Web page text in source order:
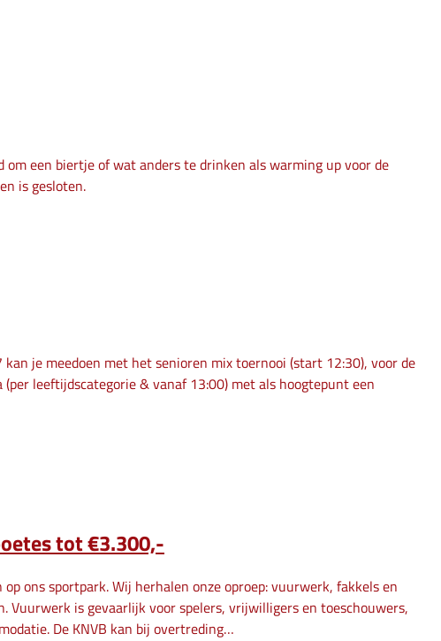
een biertje of wat anders te drinken als warming up voor de
is gesloten.
je meedoen met het senioren mix toernooi (start 12:30), voor de
leeftijdscategorie & vanaf 13:00) met als hoogtepunt een
tot €3.300,-
ons sportpark. Wij herhalen onze oproep: vuurwerk, fakkels en
Vuurwerk is gevaarlijk voor spelers, vrijwilligers en toeschouwers,
De KNVB kan bij overtreding…